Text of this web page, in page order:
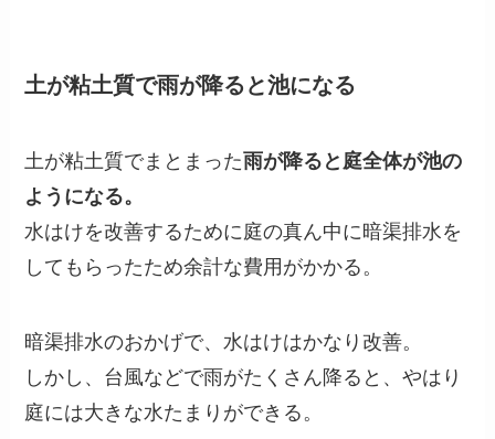
土が粘土質で雨が降ると池になる
土が粘土質でまとまった雨が降ると庭全体が池の
ようになる。
水はけを改善するために庭の真ん中に暗渠排水を
してもらったため余計な費用がかかる。
暗渠排水のおかげで、水はけはかなり改善。
しかし、台風などで雨がたくさん降ると、やはり
庭には大きな水たまりができる。